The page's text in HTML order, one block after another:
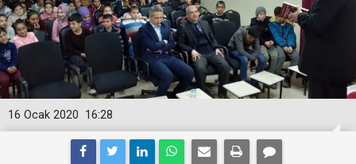
16:28
16 Ocak 2020